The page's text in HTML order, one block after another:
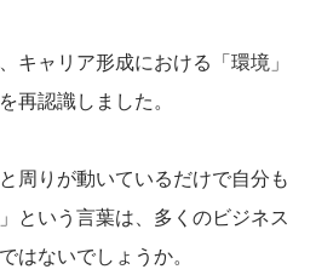
キャリア形成における「環境」
再認識しました。
周りが動いているだけで自分も
という言葉は、多くのビジネス
はないでしょうか。